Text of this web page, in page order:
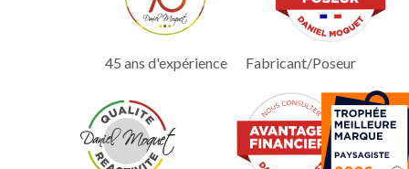
45 ans d'expérience Fabricant/Poseur